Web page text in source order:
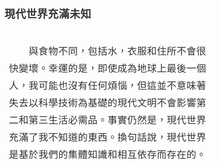
現代世界充滿未知
與食物不同，包括水，衣服和住所不會很
快變壞。幸運的是，即使成為地球上最後一個
人，我可能也沒有任何煩惱，但這並不意味著
失去以科學技術為基礎的現代文明不會影響第
二和第三生活必需品。事實仍然是，現代世界
充滿了我不知道的東西。換句話說，現代世界
是基於我們的集體知識和相互依存而存在的。